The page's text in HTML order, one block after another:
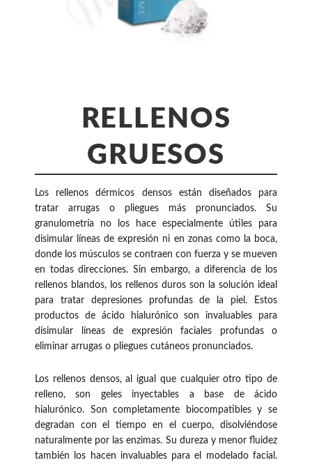
RELLENOS
GRUESOS
Los rellenos dérmicos densos están diseñados para
tratar arrugas o pliegues más pronunciados. Su
granulometría no los hace especialmente útiles para
disimular líneas de expresión ni en zonas como la boca,
donde los músculos se contraen con fuerza y se mueven
en todas direcciones. Sin embargo, a diferencia de los
rellenos blandos, los rellenos duros son la solución ideal
para tratar depresiones profundas de la piel. Estos
productos de ácido hialurónico son invaluables para
disimular líneas de expresión faciales profundas o
eliminar arrugas o pliegues cutáneos pronunciados.
Los rellenos densos, al igual que cualquier otro tipo de
relleno, son geles inyectables a base de ácido
hialurónico. Son completamente biocompatibles y se
degradan con el tiempo en el cuerpo, disolviéndose
naturalmente por las enzimas. Su dureza y menor fluidez
también los hacen invaluables para el modelado facial.